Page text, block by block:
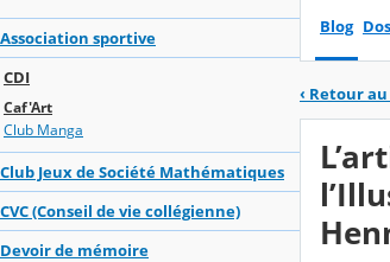
Association sportive
CDI
Caf'Art
Club Manga
Club Jeux de Société Mathématiques
CVC (Conseil de vie collégienne)
Devoir de mémoire
Blog
‹ Retour au